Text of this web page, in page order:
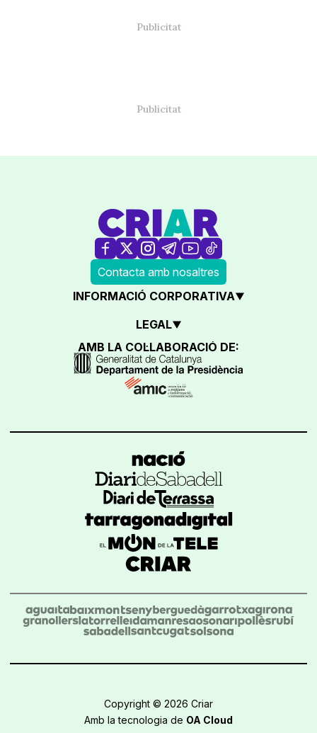
Contacta amb nosaltres
INFORMACIÓ CORPORATIVA
LEGAL
AMB LA COL·LABORACIÓ DE:
Copyright © 2026 Criar
Amb la tecnologia de OA Cloud